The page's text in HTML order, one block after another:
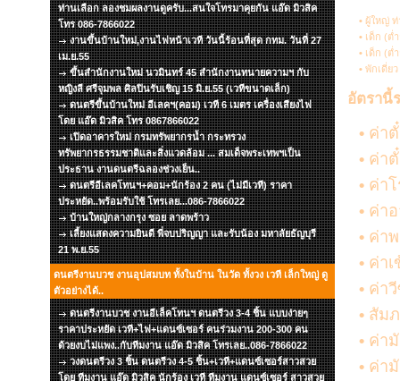
ท่านเลือก ลองชมผลงานดูครับ...สนใจโทรมาคุยกัน แอ๊ด มิวสิค
โทร 086-7866022
งานขึ้นบ้านใหม่,งานไฟหน้าเวที วันนี้ร้อนที่สุด กทม. วันที่ 27
เม.ย.55
ขึ้นสำนักงานใหม่ นวมินทร์ 45 สำนักงานทนายความฯ กับ
หญิงลี ศรีจุมพล ศิลปินรับเชิญ 15 มิ.ย.55 (เวทีขนาดเล็ก)
ดนตรีขึ้นบ้านใหม่ อีเลคฯ(คอม) เวที 6 เมตร เครื่องเสียงไฟ
โดย แอ๊ด มิวสิค โทร 0867866022
เปิดอาคารใหม่ กรมทรัพยากรน้ำ กระทรวง
ทรัพยากรธรรมชาติและสิ่งแวดล้อม ... สมเด็จพระเทพฯเป็น
ประธาน งานดนตรีฉลองช่วงเย็น..
ดนตรีอีเลคโทนฯ+คอม+นักร้อง 2 คน (ไม่มีเวที) ราคา
ประหยัด..พร้อมรับใช้ โทรเลย...086-7866022
บ้านใหญ่กลางกรุง ซอย ลาดพร้าว
เลี้ยงแสดงความยินดี พี่จบปริญญา และรับน้อง มหาลัยธัญบุรี
21 พ.ย.55
ดนตรีงานบวช งานอุปสมบท ทั้งในบ้าน ในวัด ทั้งวง เวที เล็กใหญ่ ดู
ตัวอย่างได้..
ดนตรีงานบวช งานอีเล็คโทนฯ ดนตรีวง 3-4 ชิ้น แบบง่ายๆ
ราคาประหยัด เวที+ไฟ+แดนซ์เซอร์ คนร่วมงาน 200-300 คน
ด้วยงบไม่แพง..กับทีมงาน แอ๊ด มิวสิค โทรเลย..086-7866022
วงดนตรีวง 3 ชิ้น ดนตรีวง 4-5 ชิ้น+เวที+แดนซ์เซอร์สาวสวย
โดย ทีมงาน แอ๊ด มิวสิค นักร้อง เวที ทีมงาน แดนซ์เซอร์ สาวสวย
• ผู้ใหญ่
• เด็ก (ต่
• เด็ก (ต่
• พักเดี่ย
อัตรานี้
• ค่า
• ค่า
• ค่า
• ค่า
• ค่า
• ค่า
• ค่า
• สัม
• ค่า
• ค่า